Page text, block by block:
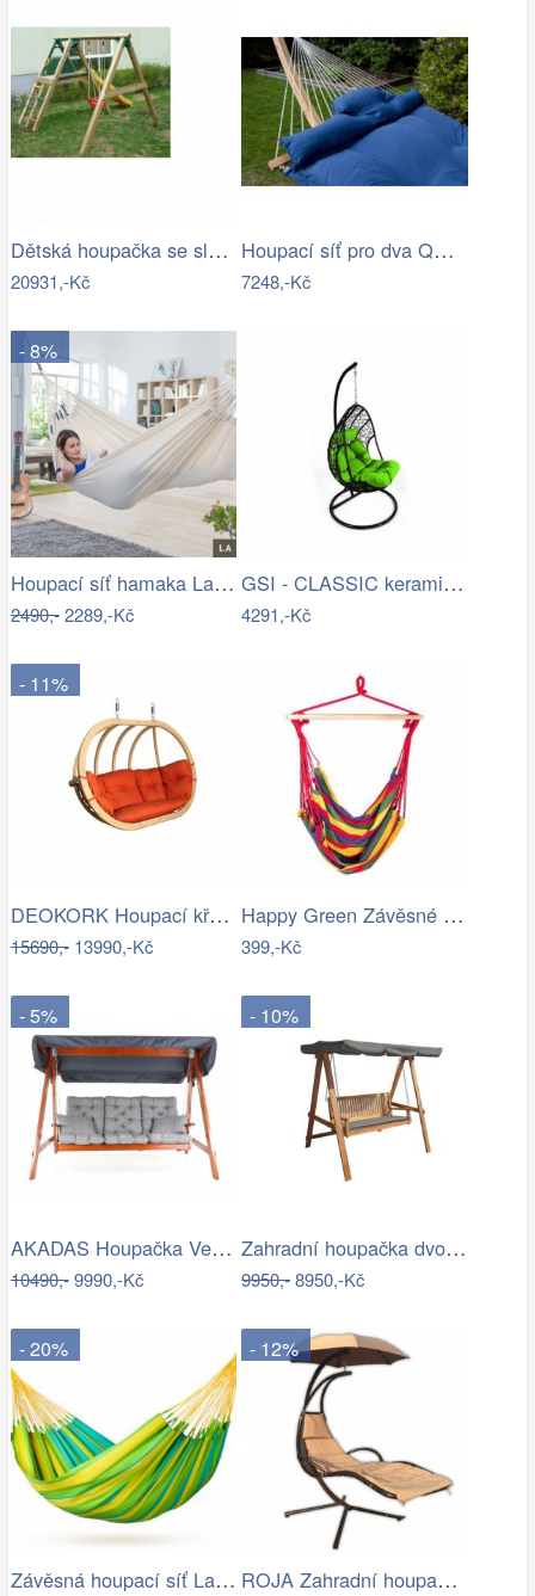
Dětská houpačka se sluzavkou - VK
20931,-Kč
Houpací síť pro dva QUEEN modrá
7248,-Kč
- 8%
Houpací síť hamaka La Siesta MODESTA -…
2490,-2289,-Kč
GSI - CLASSIC keramický sloup k…
4291,-Kč
- 11%
DEOKORK Houpací křeslo PETRA na…
15690,-13990,-Kč
Happy Green Závěsné houpací křeslo…
399,-Kč
- 5%
AKADAS Houpačka VeGA SOLTOU Mdum
10490,-9990,-Kč
- 10%
Zahradní houpačka dvoumístná CANNES
9950,-8950,-Kč
- 20%
Závěsná houpací síť La Siesta SONRISA -…
- 12%
ROJA Zahradní houpačka ZW 6119 - béžová